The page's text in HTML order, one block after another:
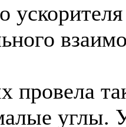
провела
углы.